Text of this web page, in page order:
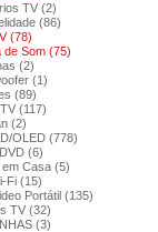
TV (2)
(86)
(78)
de Som (75)
(2)
(1)
(89)
(117)
(2)
OLED (778)
(6)
Casa (5)
Fi (15)
Portátil (135)
TV (32)
(3)